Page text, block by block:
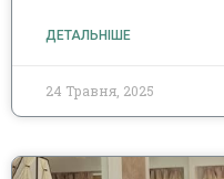
ДЕТАЛЬНІШЕ
24 Травня, 2025